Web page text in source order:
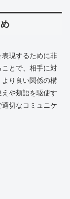
現するために非
とで、相手に対
り良い関係の構
や類語を駆使す
切なコミュニケ